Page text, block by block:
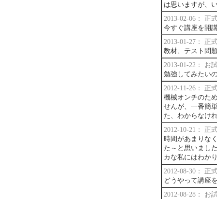
は思いますが、
2013-02-06： 正
今すぐ講座を開
2013-01-27： 正
教材、テスト問
2013-01-22： お
勉強してみたい
2012-11-26： 正
機械オンチのた
せんが、一番簡
た、わからなけ
2012-10-21： 正
時間があまりな
た～と思いまし
カな私にはわか
2012-08-30： 正
どうやって講座
2012-08-28： お